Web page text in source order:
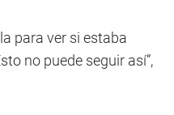
para ver si estaba
no puede seguir así”,